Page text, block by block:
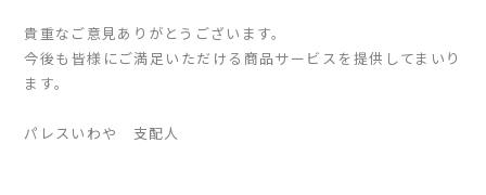
貴重なご意見ありがとうございます。
今後も皆様にご満足いただける商品サービスを提供してまいり
ます。
パレスいわや 支配人